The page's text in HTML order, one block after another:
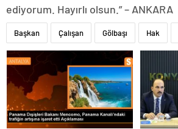
ediyorum. Hayırlı olsun.” – ANKARA
Başkan Çalışan Gölbaşı Hak